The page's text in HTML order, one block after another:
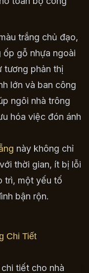
trắng chủ đạo,
gỗ nhựa ngoài
tương phản thị
lớn và ban công
ngôi nhà trông
hóa việc đón ánh
này không chỉ
thời gian, ít bị lỗi
trì, một yếu tố
bận rộn.
Chi Tiết